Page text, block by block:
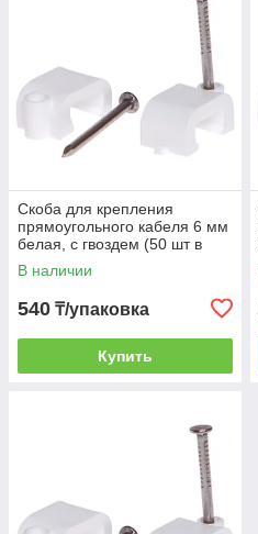
Скоба для крепления
прямоугольного кабеля 6 мм
белая, с гвоздем (50 шт в
зип-локе) STARFIX
В наличии
540 ₸/упаковка
Купить